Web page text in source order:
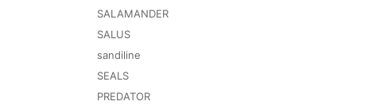
SALAMANDER
SALUS
sandiline
SEALS
PREDATOR